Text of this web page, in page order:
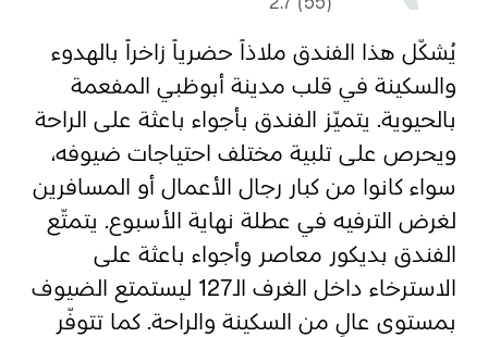
المفضلة رسم خريطة
أبو ظبي
منطقة العين
منطقة الظفرة
دائرة الثقافة والسياحة - أبوظبي
يُشكّل هذا الفندق ملاذاً حضرياً زاخراً بالهدوء
والسكينة في قلب مدينة أبوظبي المفعمة
بالحيوية. يتميّز الفندق بأجواء باعثة على الراحة
ويحرص على تلبية مختلف احتياجات ضيوفه،
سواء كانوا من كبار رجال الأعمال أو المسافرين
لغرض الترفيه في عطلة نهاية الأسبوع. يتمتّع
الفندق بديكور معاصر وأجواء باعثة على
الاسترخاء داخل الغرف الـ127 ليستمتع الضيوف
بمستوى عالٍ من السكينة والراحة. كما تتوفّر